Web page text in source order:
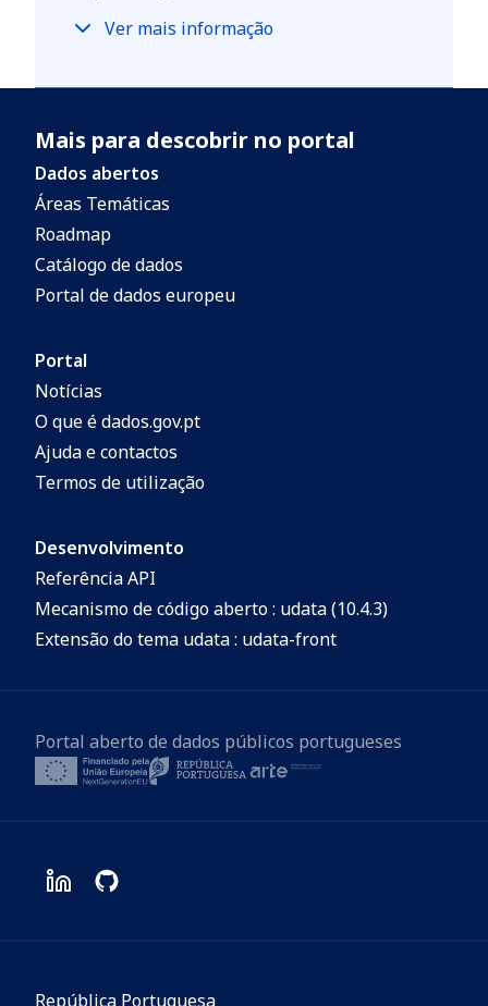
Ver mais informação
Mais para descobrir no portal
Dados abertos
Áreas Temáticas
Roadmap
Catálogo de dados
Portal de dados europeu
Portal
Notícias
O que é dados.gov.pt
Ajuda e contactos
Termos de utilização
Desenvolvimento
Referência API
Mecanismo de código aberto : udata (10.4.3)
Extensão do tema udata : udata-front
Portal aberto de dados públicos portugueses
República Portuguesa